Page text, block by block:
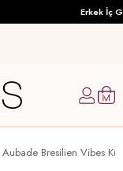
Erkek İç
Aubade Bresilien Vibes